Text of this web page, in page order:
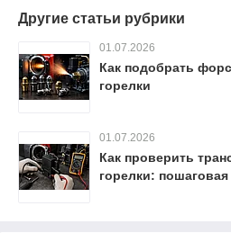
Другие статьи рубрики
01.07.2026
Как подобрать
горелки
01.07.2026
Как проверить
горелки: